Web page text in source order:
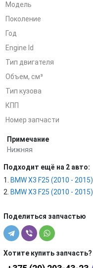
Модель
Поколение
Год
Engine Id
Тип двигателя
Объем, см³
Тип кузова
КПП
Номер запчасти
Примечание
Нижняя
Подходит ещё на 2 авто:
BMW X3 F25 (2010 - 2015)
BMW X3 F25 (2010 - 2015)
Поделиться запчастью
Хотите купить запчасть?